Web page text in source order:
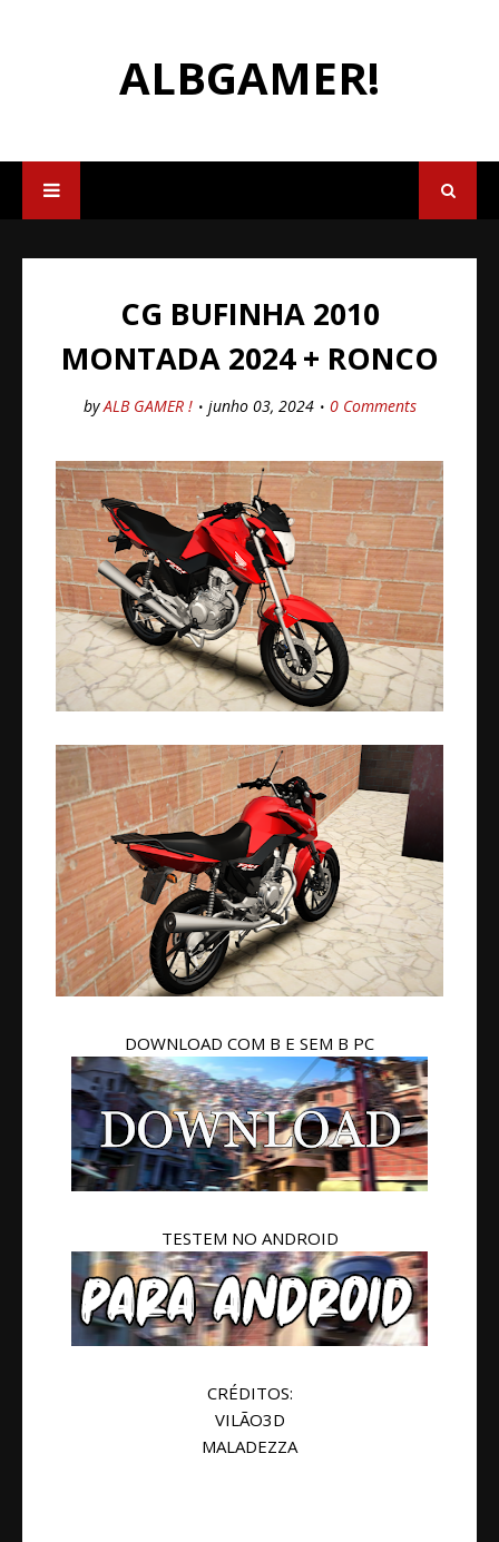
ALBGAMER!
CG BUFINHA 2010
MONTADA 2024 + RONCO
by ALB GAMER ! junho 03, 2024 0 Comments
DOWNLOAD COM B E SEM B PC
TESTEM NO ANDROID
CRÉDITOS:
VILÃO3D
MALADEZZA